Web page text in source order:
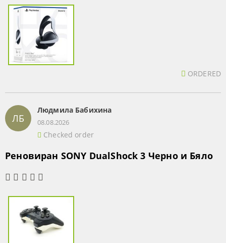
ORDERED
ЛБ
Людмила Бабихина
08.08.2026
Checked order
Реновиран SONY DualShock 3 Черно и Бяло